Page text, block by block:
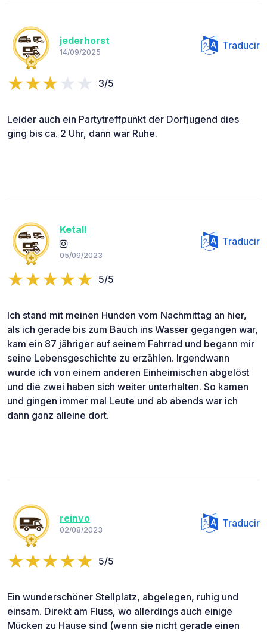
jederhorst
14/09/2025
Traducir
3/5
Leider auch ein Partytreffpunkt der Dorfjugend dies
ging bis ca. 2 Uhr, dann war Ruhe.
Ketall
05/09/2023
Traducir
5/5
Ich stand mit meinen Hunden vom Nachmittag an hier,
als ich gerade bis zum Bauch ins Wasser gegangen war,
kam ein 87 jähriger auf seinem Fahrrad und begann mir
seine Lebensgeschichte zu erzählen. Irgendwann
wurde ich von einem anderen Einheimischen abgelöst
und die zwei haben sich weiter unterhalten. So kamen
und gingen immer mal Leute und ab abends war ich
dann ganz alleine dort.
reinvo
02/08/2023
Traducir
5/5
Ein wunderschöner Stellplatz, abgelegen, ruhig und
einsam. Direkt am Fluss, wo allerdings auch einige
Mücken zu Hause sind (wenn sie nicht gerade einen